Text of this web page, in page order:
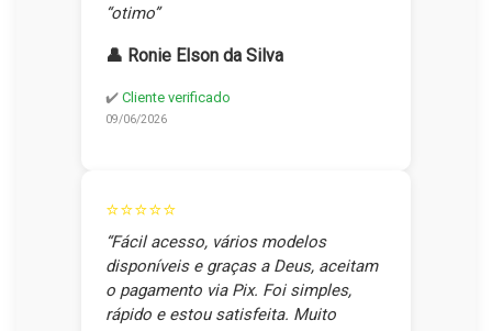
“otimo”
👤 Ronie Elson da Silva
✔️ Cliente verificado
09/06/2026
⭐⭐⭐⭐⭐
“Fácil acesso, vários modelos
disponíveis e graças a Deus, aceitam
o pagamento via Pix. Foi simples,
rápido e estou satisfeita. Muito